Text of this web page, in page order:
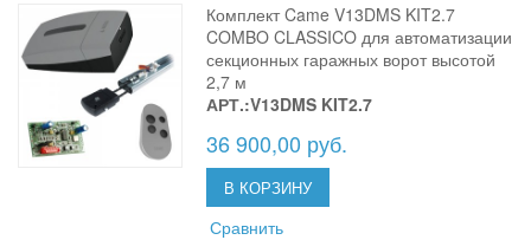
Комплект Came V13DMS KIT2.7
COMBO CLASSICO для автоматизации
секционных гаражных ворот высотой
2,7 м
АРТ.:V13DMS KIT2.7
36 900,00 руб.
В КОРЗИНУ
Сравнить